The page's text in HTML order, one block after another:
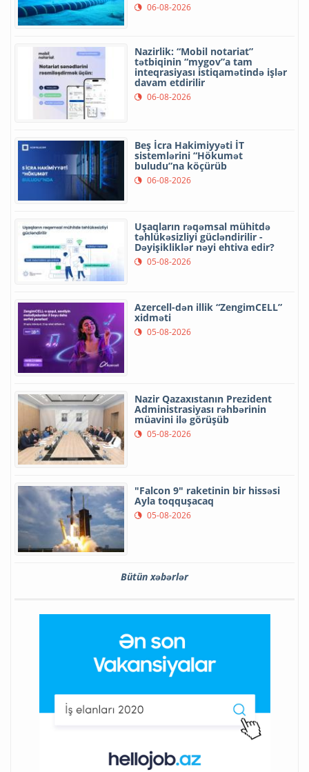
06-08-2026
Nazirlik: “Mobil notariat”
tətbiqinin “mygov”a tam
inteqrasiyası istiqamətində işlər
davam etdirilir
06-08-2026
Beş İcra Hakimiyyəti İT
sistemlərini “Hökumət
buludu”na köçürüb
06-08-2026
Uşaqların rəqəmsal mühitdə
təhlükəsizliyi gücləndirilir -
Dəyişikliklər nəyi ehtiva edir?
05-08-2026
Azercell-dən illik “ZengimCELL”
xidməti
05-08-2026
Nazir Qazaxıstanın Prezident
Administrasiyası rəhbərinin
müavini ilə görüşüb
05-08-2026
"Falcon 9" raketinin bir hissəsi
Ayla toqquşacaq
05-08-2026
Bütün xəbərlər